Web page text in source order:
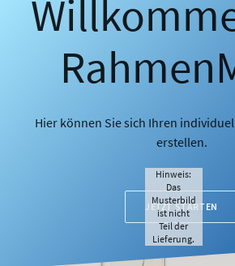
Hier können Sie sich Ihren
erstellen.
JETZT STARTEN
Hinweis:
Das
Musterbild
ist nicht
Teil der
Lieferung.